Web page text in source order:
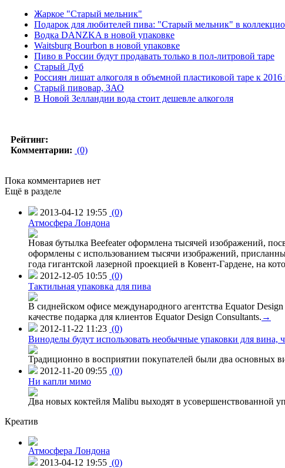
Жаркое "Старый мельник"
Подарок для любителей пива: "Старый мельник" в
Водка DANZKA в новой упаковке
Waitsburg Bourbon в новой упаковке
Пиво в России будут продавать только в пол-литровой таре
Старый Дуб
Россиян лишат алкоголя в объемной пластиковой таре к 2016
Старый пивовар, ЗАО
В Новой Зелландии вода стоит дешевле алкоголя
Рейтинг:
Комментарии: (0)
Пока комментариев нет
Ещё в разделе
2013-04-12 19:55 (0)
Атмосфера Лондона
Новая бутылка Beefeater оформлена тысячей изображений,
оформлены с использованием тысячи изображений,
года гигантской лазерной проекцией в Ковент-Гардене, на
2012-12-05 10:55 (0)
Тактильная упаковка для пива
В сиднейском офисе международного агентства Equator
качестве подарка для клиентов Equator Design Consultants. →
2012-11-22 11:23 (0)
Виноделы будут использовать необычные упаковки для вина,
Традиционно в восприятии покупателей были два основных
2012-11-20 09:55 (0)
Ни капли мимо
Два новых коктейля Malibu выходят в усовершенствованной
Креатив
Атмосфера Лондона
2013-04-12 19:55 (0)